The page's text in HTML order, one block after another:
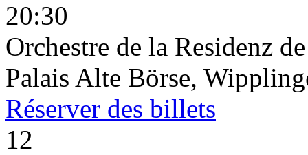
20:30
Orchestre de la Residenz
Palais Alte Börse,
Réserver des billets
12